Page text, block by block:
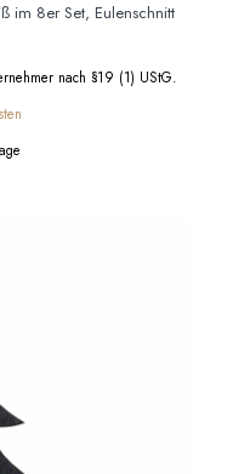
im 8er Set, Eulenschnitt
nach §19 (1) UStG.